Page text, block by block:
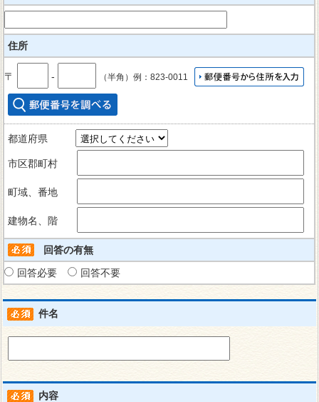
住所
〒 ‐ （半角）例：823-0011
都道府県
市区郡町村
町域、番地
建物名、階
回答の有無
回答必要
回答不要
件名
内容